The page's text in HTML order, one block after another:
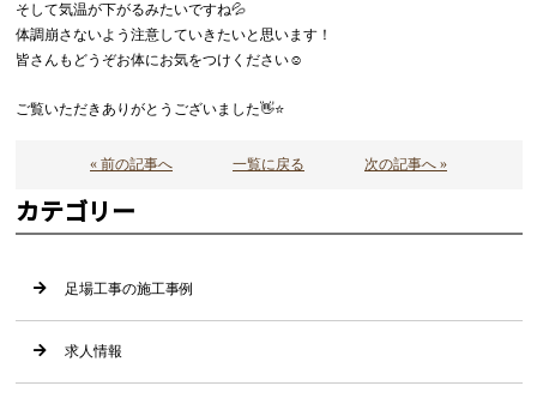
そして気温が下がるみたいですね💦
体調崩さないよう注意していきたいと思います！
皆さんも どうぞお体にお気をつけください☺️
ご覧いただきありがとうございました👋⭐
« 前の記事へ 一覧に戻る 次の記事へ »
カテゴリー
足場工事の施工事例
求人情報